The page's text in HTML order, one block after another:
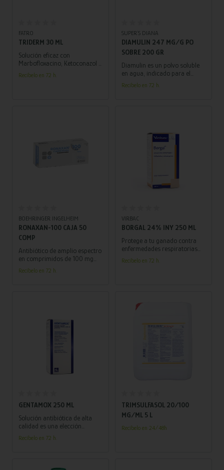
FATRO
TRIDERM 30 ML
Solución eficaz con
Marbofloxacino, Ketoconazol y
Prednisolona para tratar
dermatitis agudas en perros.
Recíbelo en 72 h.
SUPER´S DIANA
DIAMULIN 247 MG/G PO
SOBRE 200 GR
Diamulin es un polvo soluble
en agua, indicado para el
tratamiento de enfermedades
respiratorias en aves y cerdos,
Recíbelo en 72 h.
BOEHRINGER INGELHEIM
RONAXAN-100 CAJA 50
COMP
Antibiótico de amplio espectro
en comprimidos de 100 mg
para el tratamiento efectivo de
infecciones en animales. Caja
Recíbelo en 72 h.
VIRBAC
BORGAL 24% INY 250 ML
Protege a tu ganado contra
enfermedades respiratorias
en bovinos, caballos, ovinos y
porcinos. ¡Confía en Borgal
Recíbelo en 72 h.
GENTAMOX 250 ML
Solución antibiótica de alta
calidad es una elección
confiable para combatir
infecciones bacterianas. ¡No
Recíbelo en 72 h.
TRIMSULFASOL 20/100
MG/ML 5 L
Recíbelo en 24/48h